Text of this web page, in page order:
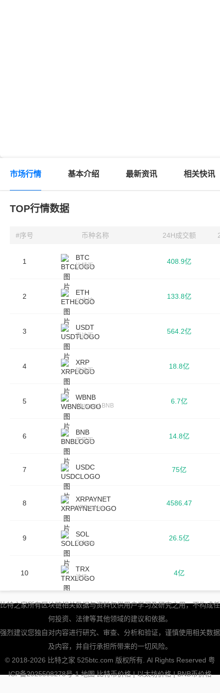
市场行情 基本介绍 最新资讯 相关快讯
TOP行情数据
#序号 币种名称 24H成交额
1 BTC
比特币
408.9亿
2 ETH
以太坊
133.8亿
3 USDT
泰达币
564.2亿
4 XRP
瑞波币
18.8亿
5 WBNB
Wrapped BNB
6.7亿
6 BNB
币安币
14.8亿
7 USDC 75亿
8 XRPAYNET
XRPayNet
4586.47
9 SOL
Solana
26.5亿
10 TRX
波场
4亿
比特之家所有区块链相关数据与资料仅供用户学习及研究之用，不构成任
何投资、法律等其他领域的建议和依据。
强烈建议您独自对内容进行研究、审查、分析和验证，谨慎使用相关数据
及内容，并自行承担所带来的一切风险。
© 2018-2026 比特之家 525btc.com 版权所有. Al Rights Reserved 粤
ICP备2025508278号-1 地图 比特币价格|以太坊价格|BNB币价格